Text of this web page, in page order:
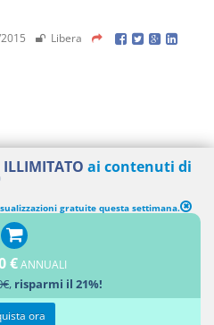
Libera
di prezzo occulta avviene
assegni bancari (al fine di evitare
E’ bene sottolineare, a tale
di “riciclaggio” impone, per il
ILLIMITATO ai contenuti di
gratuite questa settimana.
€ANNUALI
, risparmi il 21%!
ora